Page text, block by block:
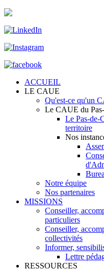
ACCUEIL
LE CAUE
Qu'est-ce qu'un
Le CAUE du
Le Pas-de-
territoire
Nos
Notre équipe
Nos partenaires
MISSIONS
Conseiller,
particuliers
Conseiller,
collectivités
Informer,
Lettre
RESSOURCES